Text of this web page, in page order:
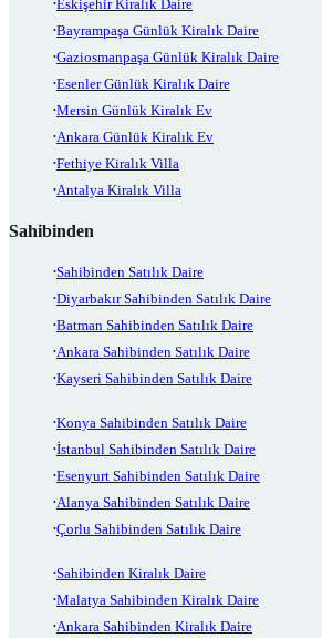
Eskişehir Kiralık Daire
Bayrampaşa Günlük Kiralık Daire
Gaziosmanpaşa Günlük Kiralık Daire
Esenler Günlük Kiralık Daire
Mersin Günlük Kiralık Ev
Ankara Günlük Kiralık Ev
Fethiye Kiralık Villa
Antalya Kiralık Villa
Sahibinden
Sahibinden Satılık Daire
Diyarbakır Sahibinden Satılık Daire
Batman Sahibinden Satılık Daire
Ankara Sahibinden Satılık Daire
Kayseri Sahibinden Satılık Daire
Konya Sahibinden Satılık Daire
İstanbul Sahibinden Satılık Daire
Esenyurt Sahibinden Satılık Daire
Alanya Sahibinden Satılık Daire
Çorlu Sahibinden Satılık Daire
Sahibinden Kiralık Daire
Malatya Sahibinden Kiralık Daire
Ankara Sahibinden Kiralık Daire